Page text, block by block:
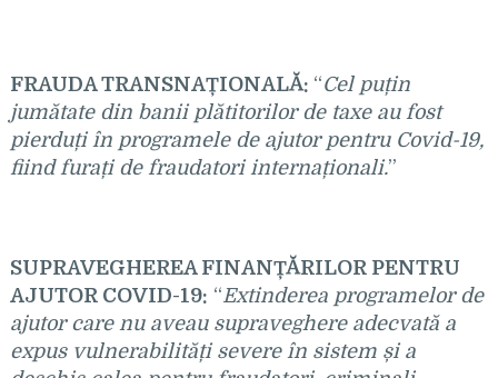
FRAUDA TRANSNAȚIONALĂ: “Cel puțin
jumătate din banii plătitorilor de taxe au fost
pierduți în programele de ajutor pentru Covid-19,
fiind furați de fraudatori internaționali.”
SUPRAVEGHEREA FINANȚĂRILOR PENTRU
AJUTOR COVID-19: “Extinderea programelor de
ajutor care nu aveau supraveghere adecvată a
expus vulnerabilități severe în sistem și a